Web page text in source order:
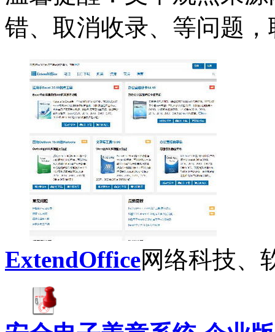
错、取消收录、等问题
ExtendOffice网络科技、